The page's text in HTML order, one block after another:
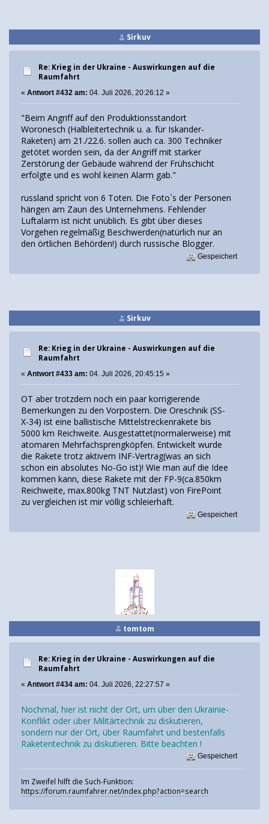
Sirkuv
Re: Krieg in der Ukraine - Auswirkungen auf die
Raumfahrt
« Antwort #432 am: 04. Juli 2026, 20:26:12 »
"Beim Angriff auf den Produktionsstandort
Woronesch (Halbleitertechnik u. a. für Iskander-
Raketen) am 21./22.6. sollen auch ca. 300 Techniker
getötet worden sein, da der Angriff mit starker
Zerstörung der Gebäude während der Frühschicht
erfolgte und es wohl keinen Alarm gab."
russland spricht von 6 Toten. Die Foto`s der Personen
hängen am Zaun des Unternehmens. Fehlender
Luftalarm ist nicht unüblich. Es gibt über dieses
Vorgehen regelmäßig Beschwerden(natürlich nur an
den örtlichen Behörden!) durch russische Blogger.
Gespeichert
Sirkuv
Re: Krieg in der Ukraine - Auswirkungen auf die
Raumfahrt
« Antwort #433 am: 04. Juli 2026, 20:45:15 »
OT aber trotzdem noch ein paar korrigierende
Bemerkungen zu den Vorpostern. Die Oreschnik (SS-
X-34) ist eine ballistische Mittelstreckenrakete bis
5000 km Reichweite. Ausgestattet(normalerweise) mit
atomaren Mehrfachsprengköpfen. Entwickelt wurde
die Rakete trotz aktivem INF-Vertrag(was an sich
schon ein absolutes No-Go ist)! Wie man auf die Idee
kommen kann, diese Rakete mit der FP-9(ca.850km
Reichweite, max.800kg TNT Nutzlast) von FirePoint
zu vergleichen ist mir völlig schleierhaft.
Gespeichert
tomtom
Re: Krieg in der Ukraine - Auswirkungen auf die
Raumfahrt
« Antwort #434 am: 04. Juli 2026, 22:27:57 »
Nochmal, hier ist nicht der Ort, um über den Ukrainie-
Konflikt oder über Militärtechnik zu diskutieren,
sondern nur der Ort, über Raumfahrt und bestenfalls
Raketentechnik zu diskutieren. Bitte beachten !
Gespeichert
Im Zweifel hilft die Such-Funktion:
https://forum.raumfahrer.net/index.php?action=search